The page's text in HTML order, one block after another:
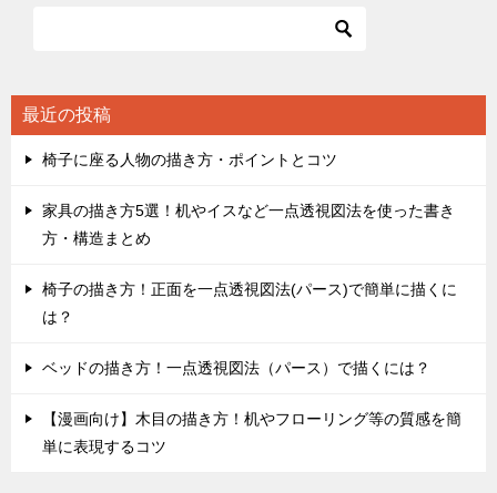
シ
ョ
最近の投稿
椅子に座る人物の描き方・ポイントとコツ
家具の描き方5選！机やイスなど一点透視図法を使った書き
方・構造まとめ
椅子の描き方！正面を一点透視図法(パース)で簡単に描くに
は？
ベッドの描き方！一点透視図法（パース）で描くには？
【漫画向け】木目の描き方！机やフローリング等の質感を簡
単に表現するコツ